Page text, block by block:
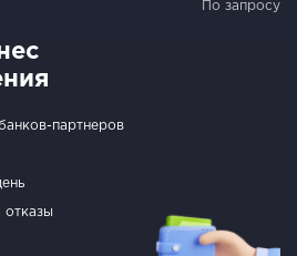
По запросу
партнеров